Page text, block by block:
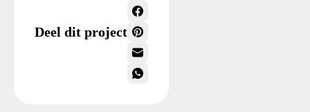
Deel dit project